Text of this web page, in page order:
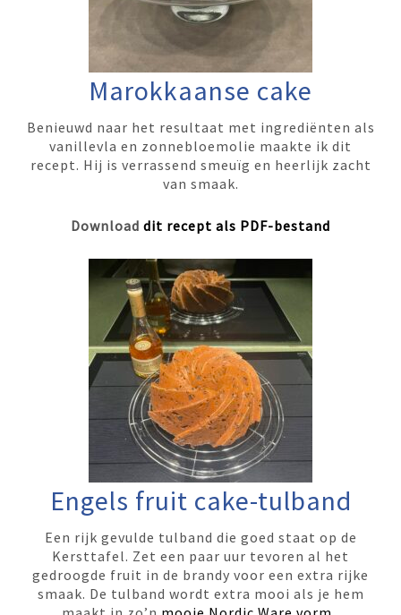
Marokkaanse cake
Benieuwd naar het resultaat met ingrediënten als
vanillevla en zonnebloemolie maakte ik dit
recept. Hij is verrassend smeuïg en heerlijk zacht
van smaak.
Download dit recept als PDF-bestand
Engels fruit cake-tulband
Een rijk gevulde tulband die goed staat op de
Kersttafel. Zet een paar uur tevoren al het
gedroogde fruit in de brandy voor een extra rijke
smaak. De tulband wordt extra mooi als je hem